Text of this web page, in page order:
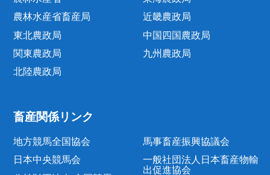
農林水産省畜産局
東北農政局
関東農政局
北陸農政局
近畿農政局
中国四国農政局
九州農政局
畜産関係リンク
地方競馬全国協会
日本中央競馬会
馬事畜産振興協議会
一般社団法人日本畜産物輸
出促進協会